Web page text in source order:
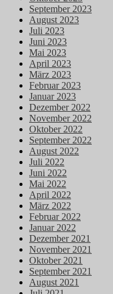
September 2023
August 2023
Juli 2023
Juni 2023
Mai 2023
April 2023
März 2023
Februar 2023
Januar 2023
Dezember 2022
November 2022
Oktober 2022
September 2022
August 2022
Juli 2022
Juni 2022
Mai 2022
April 2022
März 2022
Februar 2022
Januar 2022
Dezember 2021
November 2021
Oktober 2021
September 2021
August 2021